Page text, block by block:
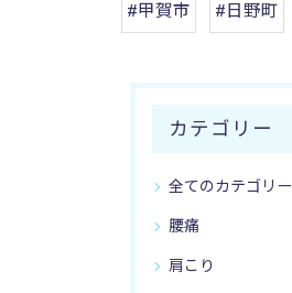
#甲賀市 #日野町
カテゴリー
全てのカテゴリー
腰痛
肩こり